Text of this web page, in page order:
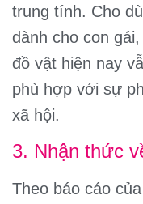
trung tính. Cho
dành cho con
đồ vật hiện nay
phù hợp với sự
xã hội.
3. Nhận thức
Theo báo cáo